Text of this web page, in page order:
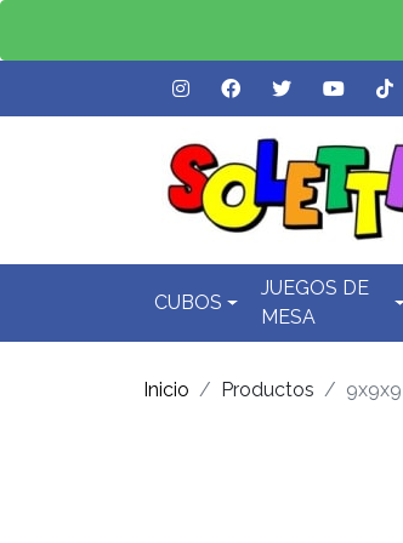
CUBOS
JUEGOS DE
MESA
Inicio Productos